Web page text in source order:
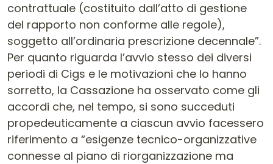
contrattuale (costituito dall’atto di gestione
del rapporto non conforme alle regole),
soggetto all’ordinaria prescrizione decennale”.
Per quanto riguarda l’avvio stesso dei diversi
periodi di Cigs e le motivazioni che lo hanno
sorretto, la Cassazione ha osservato come gli
accordi che, nel tempo, si sono succeduti
propedeuticamente a ciascun avvio facessero
riferimento a “esigenze tecnico-organizzative
connesse al piano di riorganizzazione ma